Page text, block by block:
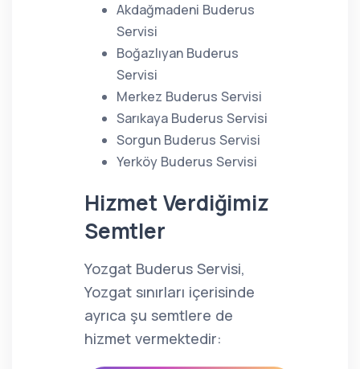
Akdağmadeni Buderus
Servisi
Boğazlıyan Buderus
Servisi
Merkez Buderus Servisi
Sarıkaya Buderus Servisi
Sorgun Buderus Servisi
Yerköy Buderus Servisi
Hizmet Verdiğimiz
Semtler
Yozgat Buderus Servisi,
Yozgat sınırları içerisinde
ayrıca şu semtlere de
hizmet vermektedir: